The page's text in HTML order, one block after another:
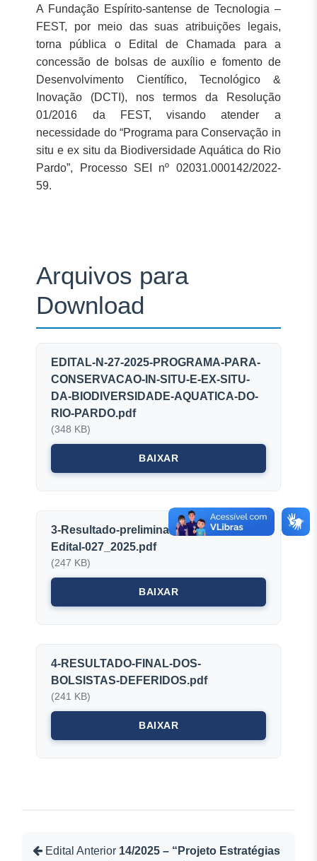
A Fundação Espírito-santense de Tecnologia –
FEST, por meio das suas atribuições legais,
torna pública o Edital de Chamada para a
concessão de bolsas de auxílio e fomento de
Desenvolvimento Científico, Tecnológico &
Inovação (DCTI), nos termos da Resolução
01/2016 da FEST, visando atender a
necessidade do “Programa para Conservação in
situ e ex situ da Biodiversidade Aquática do Rio
Pardo”, Processo SEI nº 02031.000142/2022-
59.
Arquivos para
Download
EDITAL-N-27-2025-PROGRAMA-PARA-
CONSERVACAO-IN-SITU-E-EX-SITU-
DA-BIODIVERSIDADE-AQUATICA-DO-
RIO-PARDO.pdf
(348 KB)
BAIXAR
3-Resultado-preliminar-classificados-
Edital-027_2025.pdf
(247 KB)
BAIXAR
4-RESULTADO-FINAL-DOS-
BOLSISTAS-DEFERIDOS.pdf
(241 KB)
BAIXAR
Edital Anterior 14/2025 – “Projeto Estratégias